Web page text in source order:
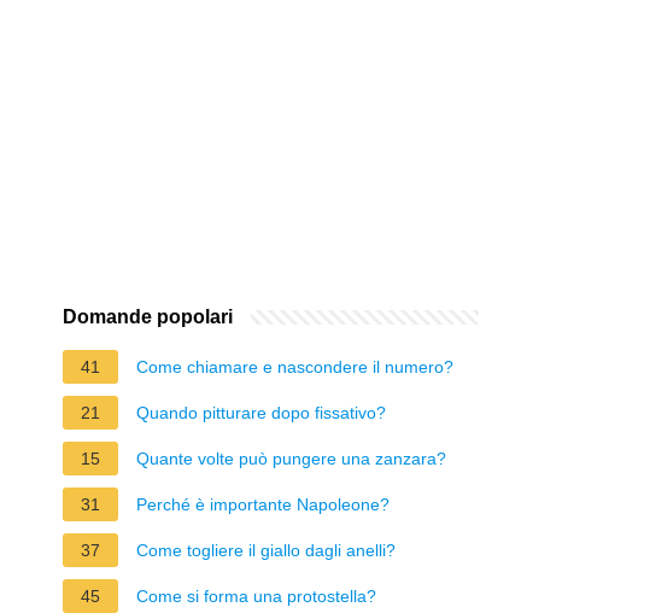
Domande popolari
41 Come chiamare e nascondere il numero?
21 Quando pitturare dopo fissativo?
15 Quante volte può pungere una zanzara?
31 Perché è importante Napoleone?
37 Come togliere il giallo dagli anelli?
45 Come si forma una protostella?